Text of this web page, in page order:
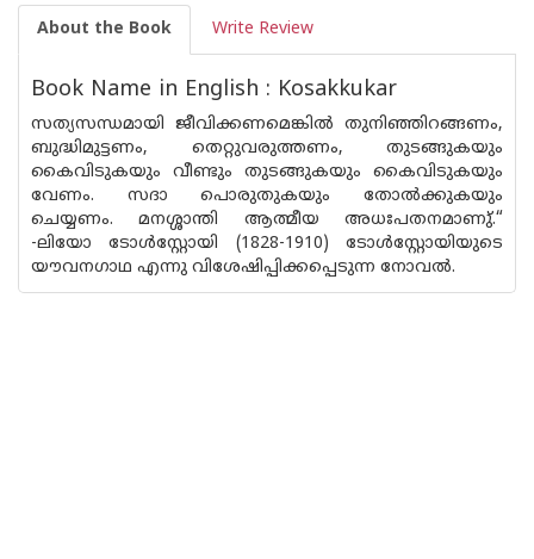
About the Book Write Review
Book Name in English : Kosakkukar
സത്യസന്ധമായി ജീവിക്കണമെങ്കില്‍ തുനി‍ഞ്ഞിറങ്ങണം,
ബുദ്ധിമുട്ടണം, തെറ്റുവരുത്തണം, തുടങ്ങുകയും
കൈവിടുകയും വീണ്ടും തുടങ്ങുകയും കൈവിടുകയും
വേണം. സദാ പൊരുതുകയും തോല്‍ക്കുകയും
ചെയ്യണം. മനശ്ശാന്തി ആത്മീയ അധഃപതനമാണു്.“
-ലിയോ ടോള്‍സ്റ്റോയി (1828-1910) ടോള്‍സ്റ്റോയിയുടെ
യൗവനഗാഥ എന്നു വിശേഷിപ്പിക്കപ്പെടുന്ന നോവൽ.